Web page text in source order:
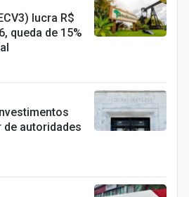
lucra R$
queda de 15%
de autoridades